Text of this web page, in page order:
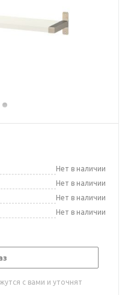
Нет в наличии
Нет в наличии
Нет в наличии
Нет в наличии
с вами и уточнят